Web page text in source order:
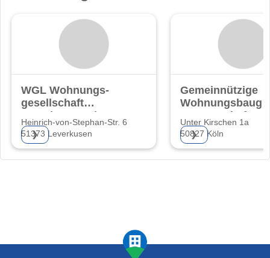
WGL Wohnungs-
gesellschaft
Leverkusen mbH
Heinrich-von-Stephan-Str. 6
51373 Leverkusen
❯
Gemeinnützige
nossenschaft
Kölner
Unter Kirschen 1a
50827 Köln
❯